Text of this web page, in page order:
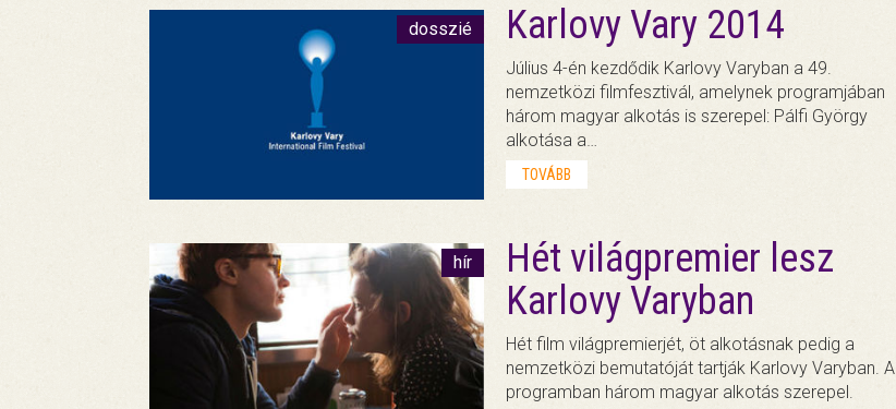
dosszié Karlovy Vary 2014
Július 4-én kezdődik Karlovy Varyban a 49.
nemzetközi filmfesztivál, amelynek programjában
három magyar alkotás is szerepel: Pálfi György
alkotása a…
TOVÁBB
hír
Hét világpremier lesz
Karlovy Varyban
Hét film világpremierjét, öt alkotásnak pedig a
nemzetközi bemutatóját tartják Karlovy Varyban. A
programban három magyar alkotás szerepel.